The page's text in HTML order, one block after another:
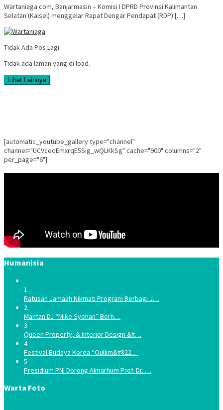
Wartaniaga.com, Banjarmasin – Komisi I DPRD Provinsi Kalimantan
Selatan (Kalsel) menggelar Rapat Dengar Pendapat (RDP) […]
Tidak Ada Pos Lagi.
Tidak ada laman yang di load.
Lihat Lainnya
[automatic_youtube_gallery type="channel"
channel="UCVceqEmxrqE5Sig_wQLKkSg" cache="900" columns="2"
per_page="6"]
Humanisia
1
Ratusan Jamaah Nikmati Program Berbagi J…
2
Mantan DJ “Mike Syehan” Berh…
3
Queen Property, & Interior Design &#…
4
Festival Budaya Korea “Oullim&#822…
5
Presidium PNI Dorong Almarhum Prof. Dr. …
Warta Foto